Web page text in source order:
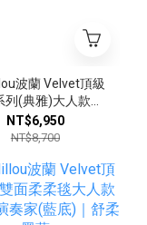
波蘭 Velvet頂級
列(典雅)大人款｜
朵馬(粉底)｜舒柔
燻粉
NT$6,950
NT$8,700